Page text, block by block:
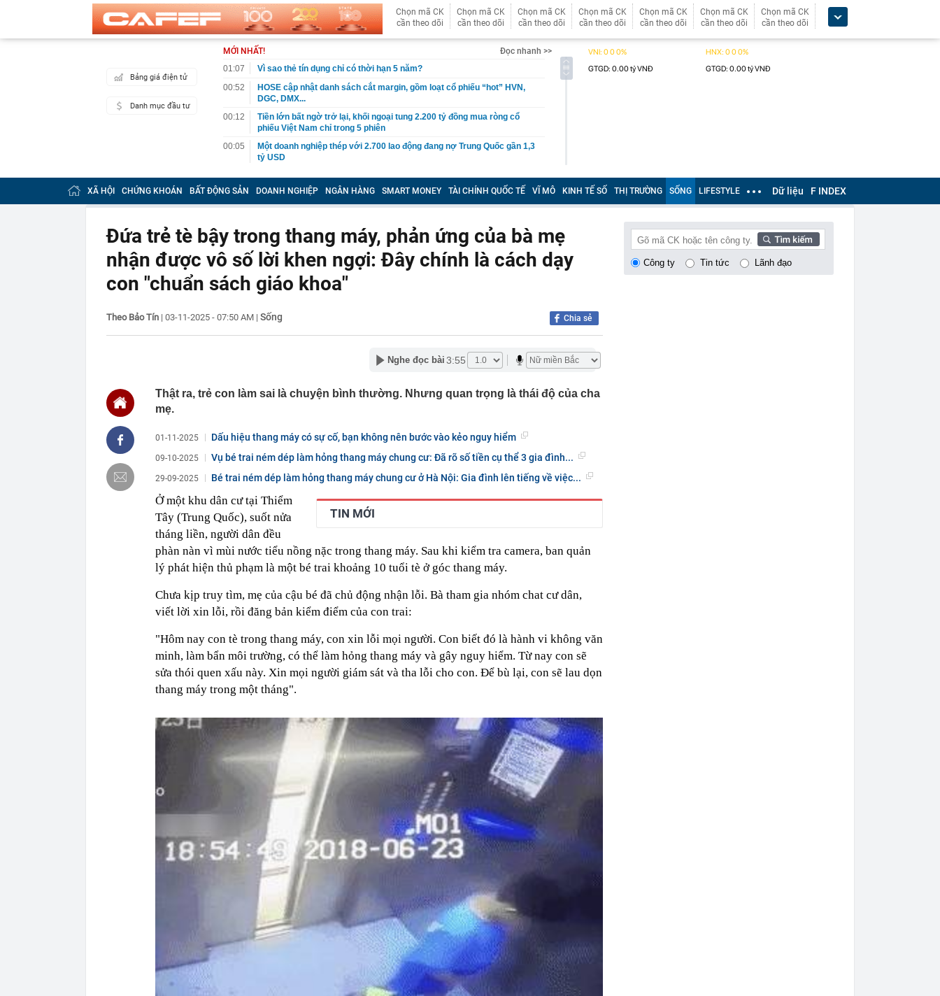
Chọn mã CK
cần theo dõi
Chọn mã CK
cần theo dõi
Chọn mã CK
cần theo dõi
Chọn mã CK
cần theo dõi
Chọn mã CK
cần theo dõi
Chọn mã CK
cần theo dõi
Chọn mã CK
cần theo dõi
Bảng giá điện tử
Danh mục đầu tư
MỚI NHẤT!
Đọc nhanh >>
01:07
Vì sao thẻ tín dụng chỉ có thời hạn 5 năm?
00:52
HOSE cập nhật danh sách cắt margin, gồm loạt cổ phiếu “hot” HVN,
DGC, DMX...
00:12
Tiền lớn bất ngờ trở lại, khối ngoại tung 2.200 tỷ đồng mua ròng cổ
phiếu Việt Nam chỉ trong 5 phiên
00:05
Một doanh nghiệp thép với 2.700 lao động đang nợ Trung Quốc gần 1,3
tỷ USD
00:04
Một yếu tố quan trọng đang trở lại trên thị trường chứng khoán
23:40
Người đàn ông 50 tuổi ăn cà tím mỗi ngày để chữa tiểu đường, 3 tháng
sau bác sĩ hỏi: "Ông ăn gì thế?"
còn 400 tỷ
23:28
Trấn Thành công bố phim Tết 2027, nghe tên ai cũng quả quyết “chắc
chắn là siêu phẩm”
23:14
Bí mật được Apple giấu kín suốt 15 năm trên iPhone
Vài mét vuông ngoài trời đang được dùng theo 1 cách rất khác
CHÍNH THỨC: Lịch đi học trở lại của học sinh 34 tỉnh, thành phố sau kỳ
22:25
Vì sao đồ ăn Việt hầu như món nào cũng có hành lá?
22:03
Ukraine tập kích Crimea, phá hủy hệ thống phòng không 15 triệu USD
vợ thiếu tá kém 12 tuổi
21:51
Một ô tô biển 29A "dính" gần 100 lần phạt nguội do chạy quá tốc độ quy
định: Riêng tháng 7/2026 vi phạm 21 lần
21:37
21:35
Du khách Tây: Không khí tập thể dục sáng ở Việt Nam 'có tính gây
nghiện rất cao'
21:20
Miền Bắc sắp đón đợt nắng nóng mới, chấm dứt mưa dông
XÃ HỘI CHỨNG KHOÁN BẤT ĐỘNG SẢN DOANH NGHIỆP NGÂN HÀNG SMART MONEY TÀI CHÍNH QUỐC TẾ VĨ MÔ KINH TẾ SỐ THỊ TRƯỜNG SỐNG LIFESTYLE Dữ liệu F INDEX
Đứa trẻ tè bậy trong thang máy, phản ứng của bà mẹ
nhận được vô số lời khen ngợi: Đây chính là cách dạy
con "chuẩn sách giáo khoa"
Theo Bảo Tín | 03-11-2025 - 07:50 AM | Sống Chia sẻ
Nghe đọc bài 3:55
Thật ra, trẻ con làm sai là chuyện bình thường. Nhưng quan trọng là thái độ của cha
mẹ.
01-11-2025 Dấu hiệu thang máy có sự cố, bạn không nên bước vào kẻo nguy hiểm
09-10-2025 Vụ bé trai ném dép làm hỏng thang máy chung cư: Đã rõ số tiền cụ thể 3 gia đình...
29-09-2025 Bé trai ném dép làm hỏng thang máy chung cư ở Hà Nội: Gia đình lên tiếng về việc...
TIN MỚI
Ở một khu dân cư tại Thiểm
Tây (Trung Quốc), suốt nửa
tháng liền, người dân đều
phàn nàn vì mùi nước tiểu nồng nặc trong thang máy. Sau khi kiểm tra camera, ban quản
lý phát hiện thủ phạm là một bé trai khoảng 10 tuổi tè ở góc thang máy.
Chưa kịp truy tìm, mẹ của cậu bé đã chủ động nhận lỗi. Bà tham gia nhóm chat cư dân,
viết lời xin lỗi, rồi đăng bản kiểm điểm của con trai:
"Hôm nay con tè trong thang máy, con xin lỗi mọi người. Con biết đó là hành vi không văn
minh, làm bẩn môi trường, có thể làm hỏng thang máy và gây nguy hiểm. Từ nay con sẽ
sửa thói quen xấu này. Xin mọi người giám sát và tha lỗi cho con. Để bù lại, con sẽ lau dọn
thang máy trong một tháng".
Công ty Tin tức Lãnh đạo